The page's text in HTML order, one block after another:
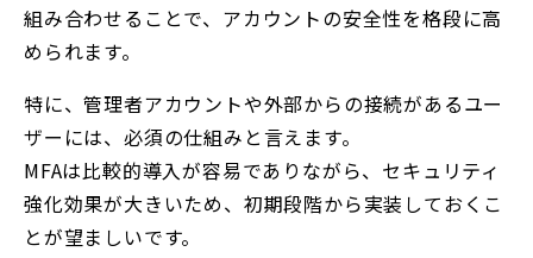
組み合わせることで、アカウントの安全性を格段に高
められます。
特に、管理者アカウントや外部からの接続があるユー
ザーには、必須の仕組みと言えます。
MFAは比較的導入が容易でありながら、セキュリティ
強化効果が大きいため、初期段階から実装しておくこ
とが望ましいです。